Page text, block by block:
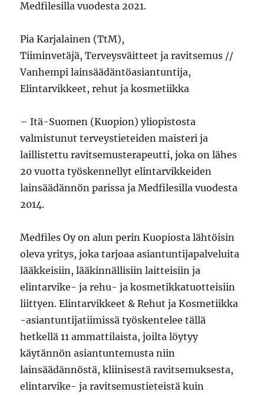
Medfilesilla vuodesta 2021.
Pia Karjalainen (TtM),
Tiiminvetäjä, Terveysväitteet ja ravitsemus //
Vanhempi lainsäädäntöasiantuntija,
Elintarvikkeet, rehut ja kosmetiikka
– Itä-Suomen (Kuopion) yliopistosta
valmistunut terveystieteiden maisteri ja
laillistettu ravitsemusterapeutti, joka on lähes
20 vuotta työskennellyt elintarvikkeiden
lainsäädännön parissa ja Medfilesilla vuodesta
2014.
Medfiles Oy on alun perin Kuopiosta lähtöisin
oleva yritys, joka tarjoaa asiantuntijapalveluita
lääkkeisiin, lääkinnällisiin laitteisiin ja
elintarvike- ja rehu- ja kosmetikkatuotteisiin
liittyen. Elintarvikkeet & Rehut ja Kosmetiikka
-asiantuntijatiimissä työskentelee tällä
hetkellä 11 ammattilaista, joilta löytyy
käytännön asiantuntemusta niin
lainsäädännöstä, kliinisestä ravitsemuksesta,
elintarvike- ja ravitsemustieteistä kuin